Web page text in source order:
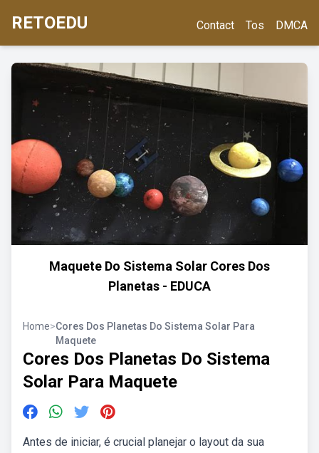
RETOEDU Contact Tos DMCA
Maquete Do Sistema Solar Cores Dos
Planetas - EDUCA
Home>Cores Dos Planetas Do Sistema Solar Para
Maquete
Cores Dos Planetas Do Sistema
Solar Para Maquete
Antes de iniciar, é crucial planejar o layout da sua